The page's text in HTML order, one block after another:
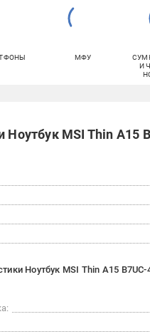
МФУ
И
Ноутбук MSI Thin A15
Ноутбук MSI Thin A15